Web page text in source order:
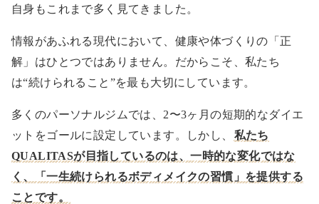
自身もこれまで多く見てきました。
情報があふれる現代において、健康や体づくりの「正
解」はひとつではありません。だからこそ、私たち
は“続けられること”を最も大切にしています。
多くのパーソナルジムでは、2〜3ヶ月の短期的なダイエ
ットをゴールに設定しています。しかし、 私たち
QUALITASが目指しているのは、一時的な変化ではな
く、「一生続けられるボディメイクの習慣」を提供する
ことです。